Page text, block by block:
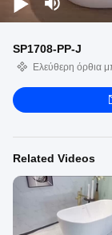
SP1708-PP-J
Ελεύθερη όρθια
Related Videos